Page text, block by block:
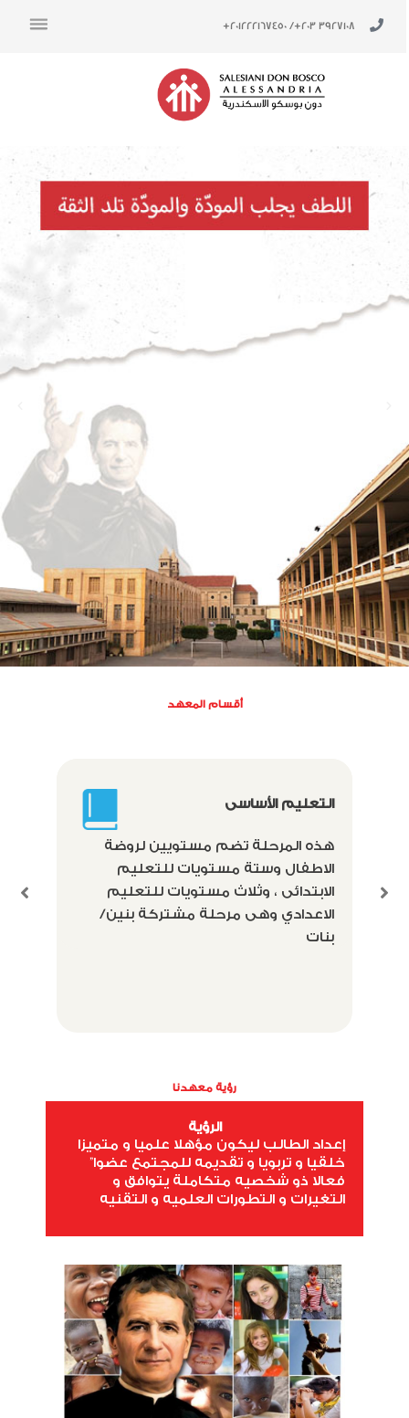
3927108 203+
/ 201222167450+
أقسام المعهد
التعليم الأساسى
هذه المرحلة تضم مستويين لروضة
الاطفال وستة مستويات للتعليم
الابتدائى ، وثلاث مستويات للتعليم
الاعدادي وهى مرحلة مشتركة بنين/
بنات
رؤية معهدنا
الرؤية
إعداد الطالب ليكون مؤهلا علميا و متميزا
خلقيا و تربويا و تقديمه للمجتمع عضوا”
فعالا ذو شخصيه متكاملة يتوافق و
التغيرات و التطورات العلميه و التقنيه